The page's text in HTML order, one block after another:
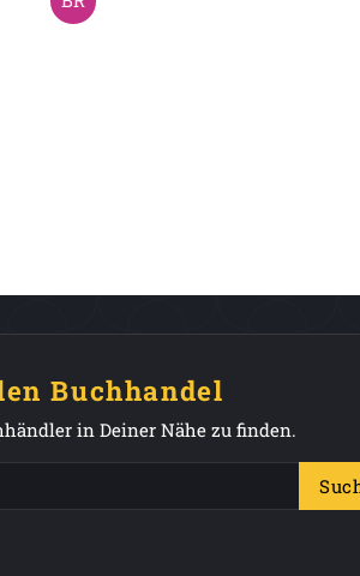
Buchhandel
in Deiner Nähe zu finden.